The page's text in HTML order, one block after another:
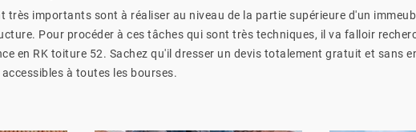
très importants sont à réaliser au niveau de la partie supérieure d'un
Pour procéder à ces tâches qui sont très techniques, il va falloir
en RK toiture 52. Sachez qu'il dresser un devis totalement gratuit et sans
à toutes les bourses.